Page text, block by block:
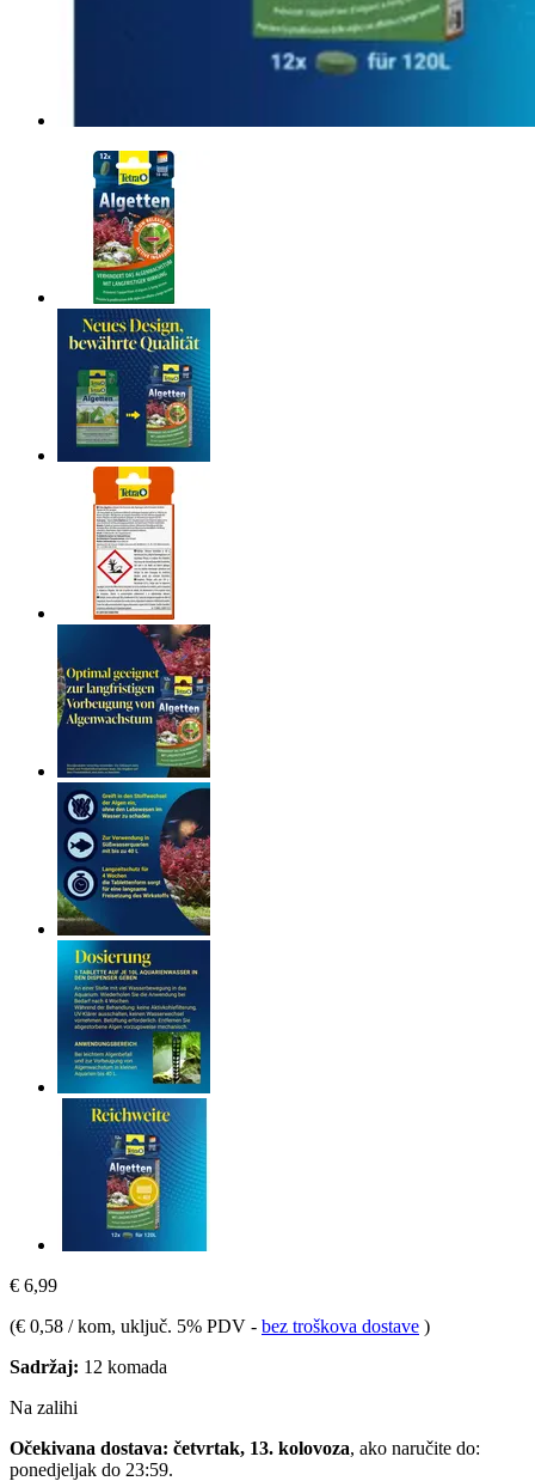
€ 6,99
(€ 0,58 / kom, uključ. 5% PDV - bez troškova dostave )
Sadržaj: 12 komada
Na zalihi
Očekivana dostava: četvrtak, 13. kolovoza, ako naručite do:
ponedjeljak do 23:59.